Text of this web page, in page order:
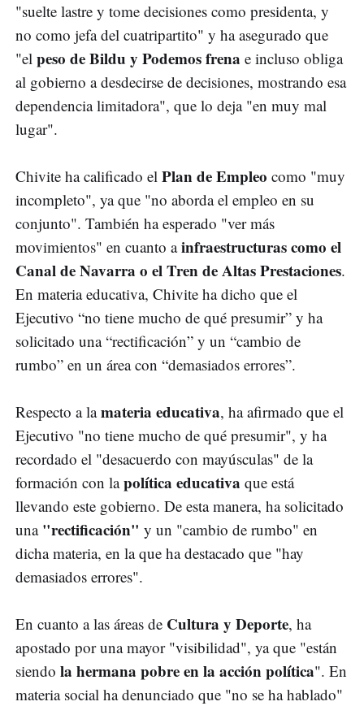
"suelte lastre y tome decisiones como presidenta, y
no como jefa del cuatripartito" y ha asegurado que
"el peso de Bildu y Podemos frena e incluso obliga
al gobierno a desdecirse de decisiones, mostrando esa
dependencia limitadora", que lo deja "en muy mal
lugar".
Chivite ha calificado el Plan de Empleo como "muy
incompleto", ya que "no aborda el empleo en su
conjunto". También ha esperado "ver más
movimientos" en cuanto ainfraestructuras como el
Canal de Navarra o el Tren de Altas Prestaciones.
En materia educativa, Chivite ha dicho que el
Ejecutivo “no tiene mucho de qué presumir” y ha
solicitado una “rectificación” y un “cambio de
rumbo” en un área con “demasiados errores”.
Respecto a lamateria educativa, ha afirmado que el
Ejecutivo "no tiene mucho de qué presumir", y ha
recordado el "desacuerdo con mayúsculas" de la
formación con lapolítica educativa que está
llevando este gobierno. De esta manera, ha solicitado
una "rectificación" y un "cambio de rumbo" en
dicha materia, en la que ha destacado que "hay
demasiados errores".
En cuanto a las áreas de Cultura y Deporte, ha
apostado por una mayor "visibilidad", ya que "están
siendo la hermana pobre en la acción política". En
materia social ha denunciado que "no se ha hablado"